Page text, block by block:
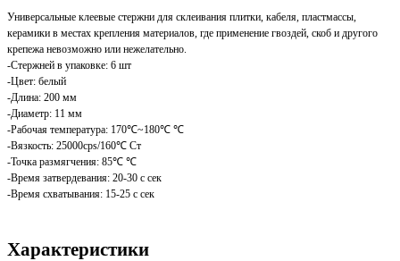
Универсальные клеевые стержни для склеивания плитки, кабеля, пластмассы,
керамики в местах крепления материалов, где применение гвоздей, скоб и другого
крепежа невозможно или нежелательно.
-Стержней в упаковке: 6 шт
-Цвет: белый
-Длина: 200 мм
-Диаметр: 11 мм
-Рабочая температура: 170℃~180℃ ℃
-Вязкость: 25000cps/160℃ Ст
-Точка размягчения: 85℃ ℃
-Время затвердевания: 20-30 с сек
-Время схватывания: 15-25 с сек
Характеристики